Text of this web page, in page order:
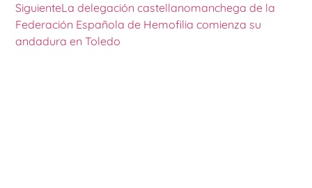
SiguienteLa delegación castellanomanchega de la
Federación Española de Hemofilia comienza su
andadura en Toledo